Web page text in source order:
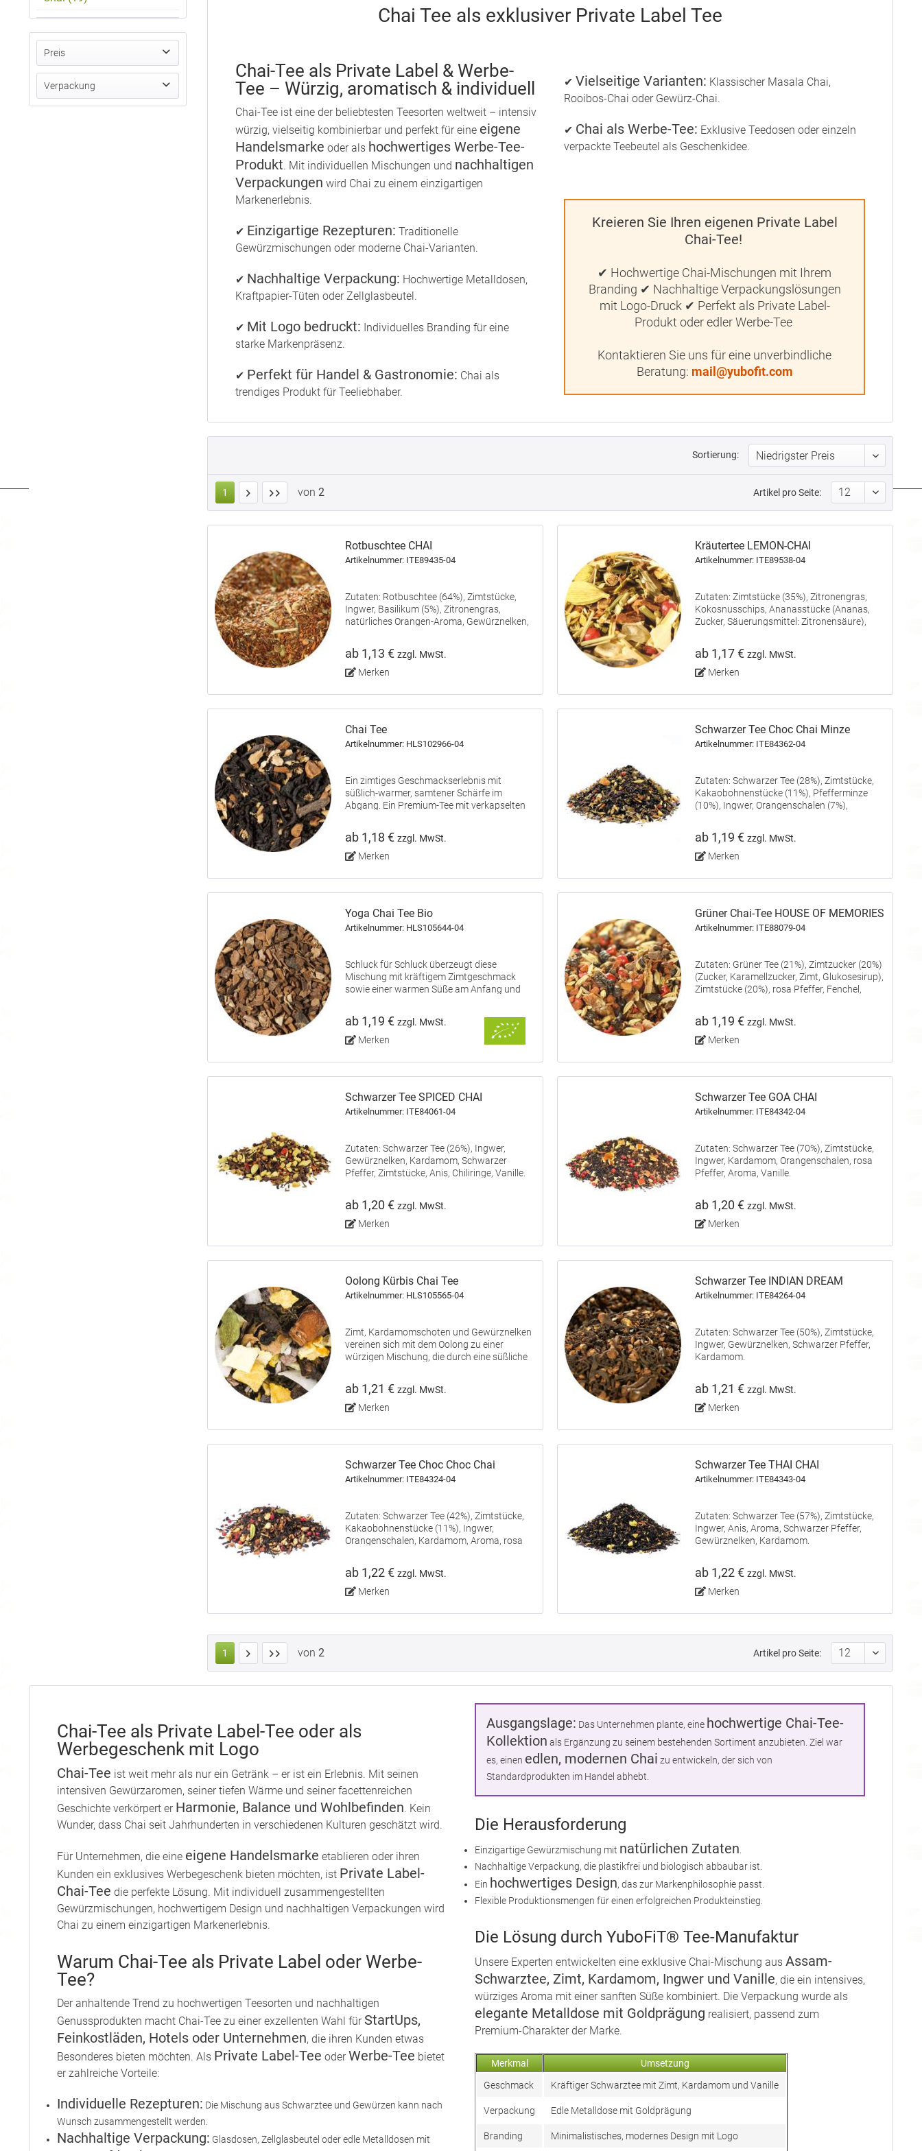
Preis
von1,13 €bis1,30 €
Verpackung
Chai Tee als exklusiver Private Label Tee
Chai-Tee als Private Label & Werbe-
Tee – Würzig, aromatisch & individuell
Chai-Tee ist eine der beliebtesten Teesorten weltweit – intensiv
würzig, vielseitig kombinierbar und perfekt für eine eigene
Handelsmarke oder als hochwertiges Werbe-Tee-
Produkt. Mit individuellen Mischungen und nachhaltigen
Verpackungen wird Chai zu einem einzigartigen
Markenerlebnis.
✔ Einzigartige Rezepturen: Traditionelle
Gewürzmischungen oder moderne Chai-Varianten.
✔ Nachhaltige Verpackung: Hochwertige Metalldosen,
Kraftpapier-Tüten oder Zellglasbeutel.
✔ Mit Logo bedruckt: Individuelles Branding für eine
starke Markenpräsenz.
✔ Perfekt für Handel & Gastronomie: Chai als
trendiges Produkt für Teeliebhaber.
✔ Vielseitige Varianten: Klassischer Masala Chai,
Rooibos-Chai oder Gewürz-Chai.
✔ Chai als Werbe-Tee: Exklusive Teedosen oder einzeln
verpackte Teebeutel als Geschenkidee.
Kreieren Sie Ihren eigenen Private Label
Chai-Tee!
✔ Hochwertige Chai-Mischungen mit Ihrem
Branding ✔ Nachhaltige Verpackungslösungen
mit Logo-Druck ✔ Perfekt als Private Label-
Produkt oder edler Werbe-Tee
Kontaktieren Sie uns für eine unverbindliche
Beratung: mail@yubofit.com
Sortierung:
1 von 2 Artikel pro Seite:
Rotbuschtee CHAI
Artikelnummer: ITE89435-04
Zutaten: Rotbuschtee (64%), Zimtstücke,
Ingwer, Basilikum (5%), Zitronengras,
natürliches Orangen-Aroma, Gewürznelken,
ab 1,13 € zzgl. MwSt.
Merken
Kräutertee LEMON-CHAI
Artikelnummer: ITE89538-04
Zutaten: Zimtstücke (35%), Zitronengras,
Kokosnusschips, Ananasstücke (Ananas,
Zucker, Säuerungsmittel: Zitronensäure),
Gewürznelken, Schwarzer Pfeffer,
natürliches Limetten-Aroma, Aroma.
ab 1,17 € zzgl. MwSt.
Merken
Chai Tee
Artikelnummer: HLS102966-04
Ein zimtiges Geschmackserlebnis mit
süßlich-warmer, samtener Schärfe im
Abgang. Ein Premium-Tee mit verkapselten
ab 1,18 € zzgl. MwSt.
Merken
Schwarzer Tee Choc Chai Minze
Artikelnummer: ITE84362-04
Zutaten: Schwarzer Tee (28%), Zimtstücke,
Kakaobohnenstücke (11%), Pfefferminze
(10%), Ingwer, Orangenschalen (7%),
rosa Pfeffer, natürliches Orangen-Aroma,
natürliches Pfefferminz-Aroma.
ab 1,19 € zzgl. MwSt.
Merken
Yoga Chai Tee Bio
Artikelnummer: HLS105644-04
Schluck für Schluck überzeugt diese
Mischung mit kräftigem Zimtgeschmack
sowie einer warmen Süße am Anfang und
Pfeffer.
ab 1,19 € zzgl. MwSt.
Merken
Grüner Chai-Tee HOUSE OF MEMORIES
Artikelnummer: ITE88079-04
Zutaten: Grüner Tee (21%), Zimtzucker (20%)
(Zucker, Karamellzucker, Zimt, Glukosesirup),
Zimtstücke (20%), rosa Pfeffer, Fenchel,
Aroma.
ab 1,19 € zzgl. MwSt.
Merken
Schwarzer Tee SPICED CHAI
Artikelnummer: ITE84061-04
Zutaten: Schwarzer Tee (26%), Ingwer,
Gewürznelken, Kardamom, Schwarzer
Pfeffer, Zimtstücke, Anis, Chiliringe, Vanille.
ab 1,20 € zzgl. MwSt.
Merken
Schwarzer Tee GOA CHAI
Artikelnummer: ITE84342-04
Zutaten: Schwarzer Tee (70%), Zimtstücke,
Ingwer, Kardamom, Orangenschalen, rosa
Pfeffer, Aroma, Vanille.
ab 1,20 € zzgl. MwSt.
Merken
Oolong Kürbis Chai Tee
Artikelnummer: HLS105565-04
Zimt, Kardamomschoten und Gewürznelken
vereinen sich mit dem Oolong zu einer
würzigen Mischung, die durch eine süßliche
ab 1,21 € zzgl. MwSt.
Merken
Schwarzer Tee INDIAN DREAM
Artikelnummer: ITE84264-04
Zutaten: Schwarzer Tee (50%), Zimtstücke,
Ingwer, Gewürznelken, Schwarzer Pfeffer,
Kardamom.
ab 1,21 € zzgl. MwSt.
Merken
Schwarzer Tee Choc Choc Chai
Artikelnummer: ITE84324-04
Zutaten: Schwarzer Tee (42%), Zimtstücke,
Kakaobohnenstücke (11%), Ingwer,
Orangenschalen, Kardamom, Aroma, rosa
ab 1,22 € zzgl. MwSt.
Merken
Schwarzer Tee THAI CHAI
Artikelnummer: ITE84343-04
Zutaten: Schwarzer Tee (57%), Zimtstücke,
Ingwer, Anis, Aroma, Schwarzer Pfeffer,
Gewürznelken, Kardamom.
ab 1,22 € zzgl. MwSt.
Merken
1 von 2 Artikel pro Seite:
Chai-Tee als Private Label-Tee oder als
Werbegeschenk mit Logo
Chai-Tee ist weit mehr als nur ein Getränk – er ist ein Erlebnis. Mit seinen
intensiven Gewürzaromen, seiner tiefen Wärme und seiner facettenreichen
Geschichte verkörpert er Harmonie, Balance und Wohlbefinden. Kein
Wunder, dass Chai seit Jahrhunderten in verschiedenen Kulturen geschätzt wird.
Für Unternehmen, die eine eigene Handelsmarke etablieren oder ihren
Kunden ein exklusives Werbegeschenk bieten möchten, ist Private Label-
Chai-Tee die perfekte Lösung. Mit individuell zusammengestellten
Gewürzmischungen, hochwertigem Design und nachhaltigen Verpackungen wird
Chai zu einem einzigartigen Markenerlebnis.
Warum Chai-Tee als Private Label oder Werbe-
Tee?
Der anhaltende Trend zu hochwertigen Teesorten und nachhaltigen
Genussprodukten macht Chai-Tee zu einer exzellenten Wahl für StartUps,
Feinkostläden, Hotels oder Unternehmen, die ihren Kunden etwas
Besonderes bieten möchten. Als Private Label-Tee oderWerbe-Tee bietet
er zahlreiche Vorteile:
Individuelle Rezepturen: Die Mischung aus Schwarztee und Gewürzen kann nach
Wunsch zusammengestellt werden.
Nachhaltige Verpackung: Glasdosen, Zellglasbeutel oder edle Metalldosen mit
Ausgangslage: Das Unternehmen plante, eine hochwertige Chai-Tee-
Kollektion als Ergänzung zu seinem bestehenden Sortiment anzubieten. Ziel war
es, einen edlen, modernen Chai zu entwickeln, der sich von
Standardprodukten im Handel abhebt.
Die Herausforderung
Einzigartige Gewürzmischung mit natürlichen Zutaten
Nachhaltige Verpackung, die plastikfrei und biologisch abbaubar ist.
Ein hochwertiges Design, das zur Markenphilosophie passt.
Flexible Produktionsmengen für einen erfolgreichen Produkteinstieg.
Die Lösung durch YuboFiT® Tee-Manufaktur
Unsere Experten entwickelten eine exklusive Chai-Mischung aus Assam-
Schwarztee, Zimt, Kardamom, Ingwer und Vanille, die ein intensives,
würziges Aroma mit einer sanften Süße kombiniert. Die Verpackung wurde als
elegante Metalldose mit Goldprägung realisiert, passend zum
Premium-Charakter der Marke.
Merkmal
Umsetzung
Geschmack
Kräftiger Schwarztee mit Zimt, Kardamom und Vanille
Verpackung Edle Metalldose mit Goldprägung
Branding Minimalistisches, modernes Design mit Logo